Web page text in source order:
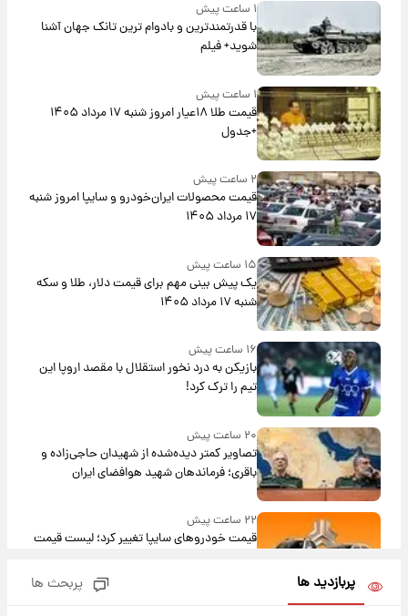
۱ ساعت پیش
با قدرتمندترین و بادوام ترین تانک جهان آشنا
شوید+ فیلم
۱ ساعت پیش
قیمت طلا ۱۸عیار امروز شنبه ۱۷ مرداد ۱۴۰۵
+جدول
۲ ساعت پیش
قیمت محصولات ایران‌خودرو و سایپا امروز شنبه
۱۷ مرداد ۱۴۰۵
۱۵ ساعت پیش
یک پیش ‌بینی مهم برای قیمت دلار، طلا و سکه
شنبه ۱۷ مرداد ۱۴۰۵
۱۶ ساعت پیش
بازیکن به درد نخور استقلال با مقصد اروپا این
تیم را ترک کرد!
۲۰ ساعت پیش
تصاویر کمتر دیده‌شده از شهیدان حاجی‌زاده و
باقری؛ فرماندهان شهید هوافضای ایران
۲۲ ساعت پیش
قیمت خودروهای سایپا تغییر کرد؛ لیست قیمت
پربازدید ها پربحث ها